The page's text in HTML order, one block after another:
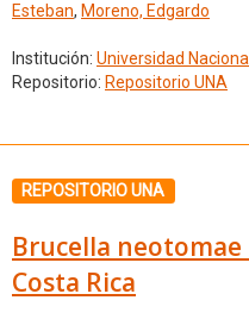
Esteban, Moreno, Edgardo
Institución: Universidad
Repositorio: Repositorio UNA
REPOSITORIO UNA
Brucella
Costa Rica